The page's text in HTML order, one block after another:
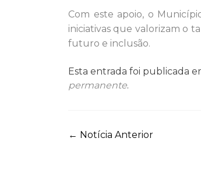
Com este apoio, o
iniciativas que valorizam o
futuro e inclusão.
Esta entrada foi publicada
permanente.
Navegação
← Notícia Anterior